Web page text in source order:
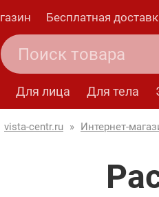
Бесплатная
Для лица Для тела
vista-centr.ru » Интернет-